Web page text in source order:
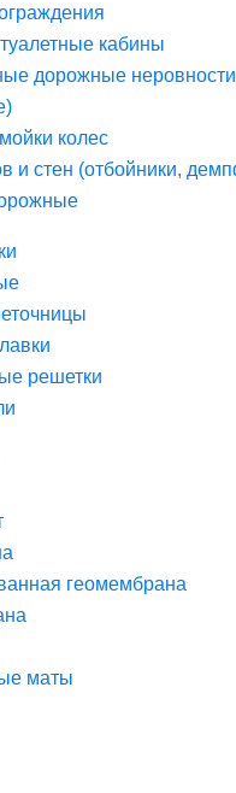
кабины
дорожные
колес
и стен (отбойники,
решетки
геомембрана
маты